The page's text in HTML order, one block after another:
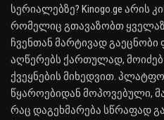
სერიალებზე? Kinogo.ge
რომელიც გთავაზობთ
ჩვენთან მარტივად
აღწერებს ქართულად, მოიძებ
ქვეყნების მიხედვით.
წყაროებიდან მოპოვებული,
რაც დაგეხმარება სწრაფად